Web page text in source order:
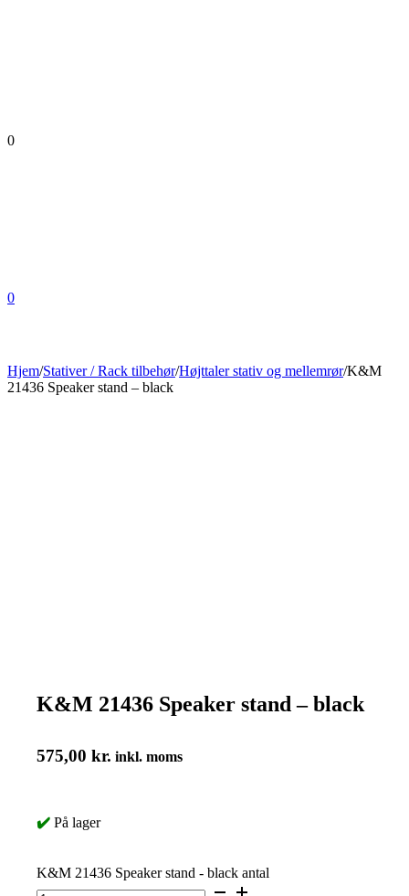
0
0
Hjem/Stativer / Rack tilbehør/Højttaler stativ og mellemrør/K&M
21436 Speaker stand – black
K&M 21436 Speaker stand – black
575,00 kr. inkl. moms
✔️ På lager
K&M 21436 Speaker stand - black antal